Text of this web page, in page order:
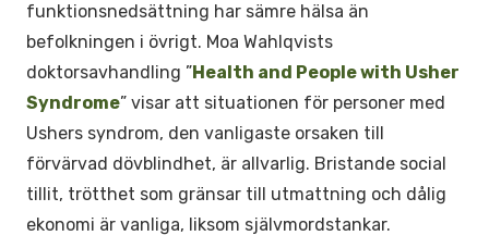
funktionsnedsättning har sämre hälsa än
befolkningen i övrigt. Moa Wahlqvists
doktorsavhandling ”Health and People with Usher
Syndrome” visar att situationen för personer med
Ushers syndrom, den vanligaste orsaken till
förvärvad dövblindhet, är allvarlig. Bristande social
tillit, trötthet som gränsar till utmattning och dålig
ekonomi är vanliga, liksom självmordstankar.